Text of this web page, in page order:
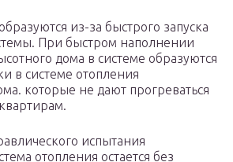
из-за быстрого запуска
При быстром наполнении
дома в системе образуются
в системе отопления
которые не дают прогреваться
испытания
отопления остается без